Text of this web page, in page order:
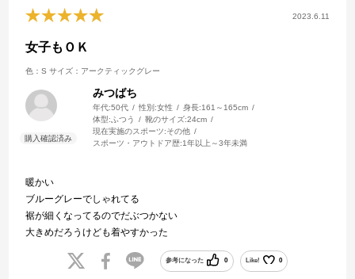
2023.6.11
女子もＯＫ
色：S サイズ：アークティックグレー
みつばち
年代:50代 性別:女性 身長:161～165cm
体型: ふつう 靴のサイズ:24cm
現在実施のスポーツ:その他
スポーツ・アウトドア歴:1年以上～3年未満
暖かい
ブルーグレーでしゃれてる
裾が細くなってるのでだぶつかない
大きめだろうけども着やすかった
参考になった 0 Like! 0